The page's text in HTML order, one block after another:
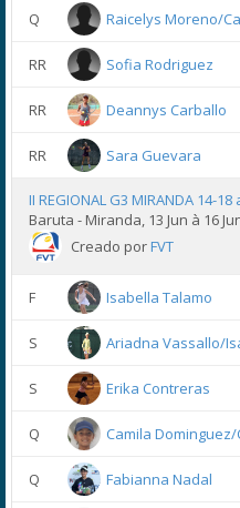
Q Raicelys Moreno/
RR Sofia Rodriguez
RR Deannys Carballo
RR Sara Guevara
II REGIONAL G3 MIRANDA 14-
Baruta - Miranda, 13 Jun à 16
Creado porFVT
F Isabella Talamo
S Ariadna Vassallo/
S Erika Contreras
Q Camila
Q Fabianna Nadal